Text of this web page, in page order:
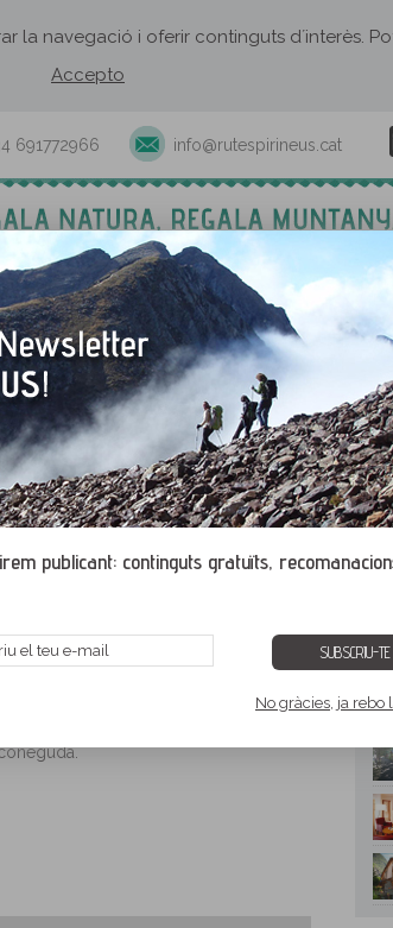
la navegació i oferir continguts d´interès.
Accepto
691772966 info@rutespirineus.cat
publicant: continguts gratuïts,
SUBSCRIU-TE
No gràcies, ja rebo
Rutes autoguiades Establiments
3
3
és un hotelet enmig de la
vall de
Sobirà. Aquest és un hotel de
, i des d'on podreu